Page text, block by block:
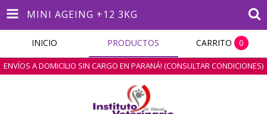
MINI AGEING +12 3KG
INICIO PRODUCTOS CARRITO 0
ENVÍOS A DOMICILIO SIN CARGO EN PARANÁ! (CONSULTAR CONDICIONES)